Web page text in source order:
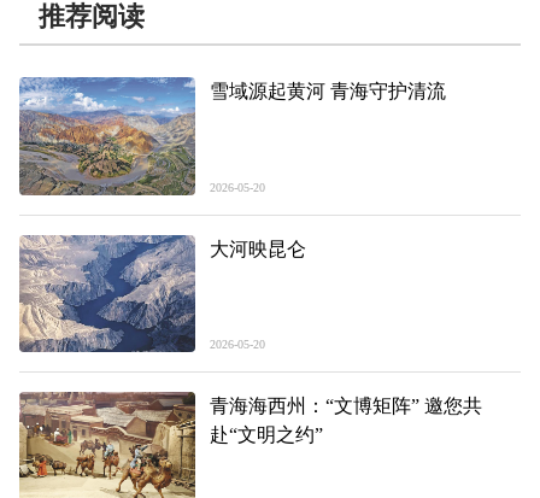
推荐阅读
雪域源起黄河 青海守护清流
2026-05-20
大河映昆仑
2026-05-20
青海海西州：“文博矩阵” 邀您共
赴“文明之约”